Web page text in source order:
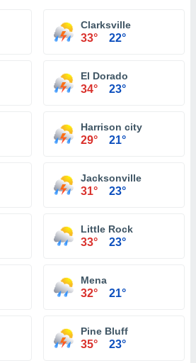
Clarksville
33° 22°
El Dorado
34° 23°
Harrison city
29° 21°
Jacksonville
31° 23°
Little Rock
33° 23°
Mena
32° 21°
Pine Bluff
35° 23°